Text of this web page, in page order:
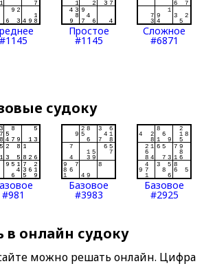
#1145
Простое
#1145
Сложное
#6871
судоку
#981
Базовое
#3983
Базовое
#2925
в онлайн судоку
можно решать онлайн. Цифра